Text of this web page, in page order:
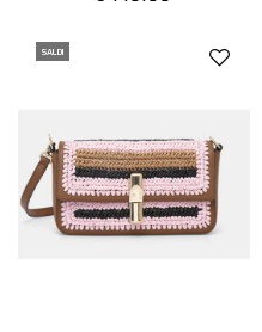
SALDI